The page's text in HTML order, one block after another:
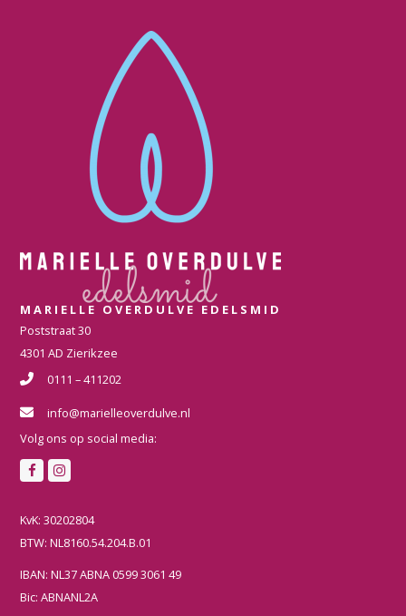
MARIELLE OVERDULVE EDELSMID
Poststraat 30
4301 AD Zierikzee
0111 – 411202
info@marielleoverdulve.nl
Volg ons op social media:
F
c
e
o
o
s
t
g
r
KvK: 30202804
BTW: NL8160.54.204.B.01
IBAN: NL37 ABNA 0599 3061 49
Bic: ABNANL2A